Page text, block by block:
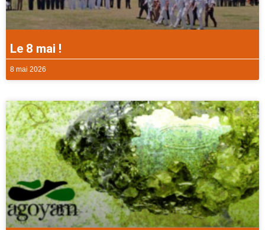
Le 8 mai !
8 mai 2026